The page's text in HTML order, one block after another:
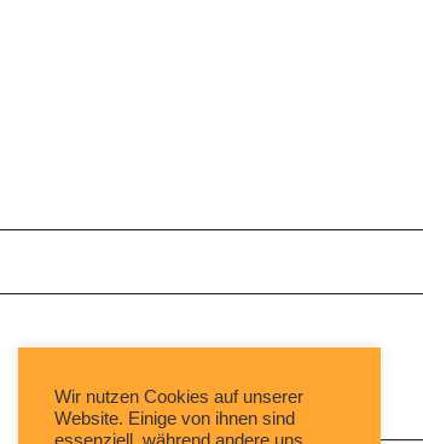
Wir nutzen Cookies auf unserer
Website. Einige von ihnen sind